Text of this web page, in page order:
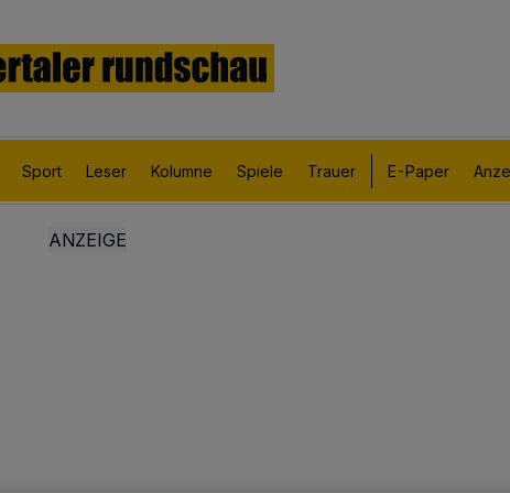
Sport Leser Kolumne Spiele Trauer E-Paper